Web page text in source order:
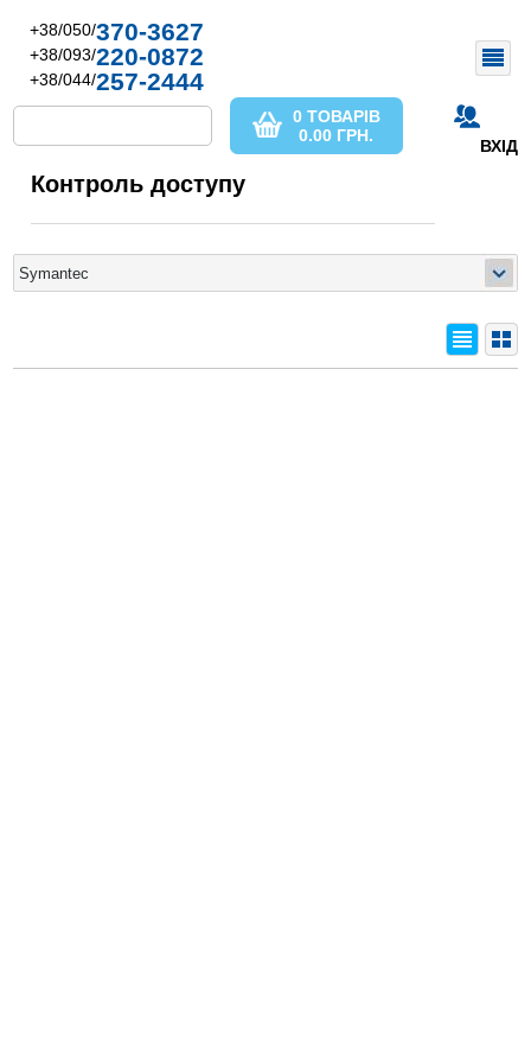
+38/050/370-3627
+38/093/220-0872
+38/044/257-2444
ВХІД
0 ТОВАРІВ
0.00 ГРН.
Контроль доступу